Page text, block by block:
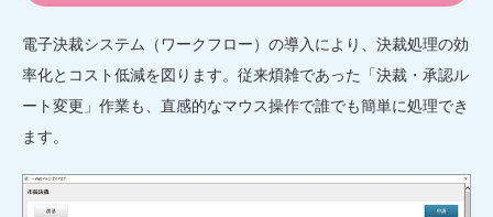
電子決裁システム（ワークフロー）の導入により、決裁処理の効
率化とコスト低減を図ります。従来煩雑であった「決裁・承認ル
ート変更」作業も、直感的なマウス操作で誰でも簡単に処理でき
ます。